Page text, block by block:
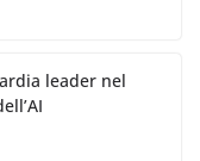
leader nel